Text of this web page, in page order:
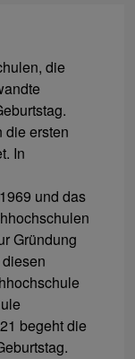
die
die ersten
In
und das
Gründung
begeht die